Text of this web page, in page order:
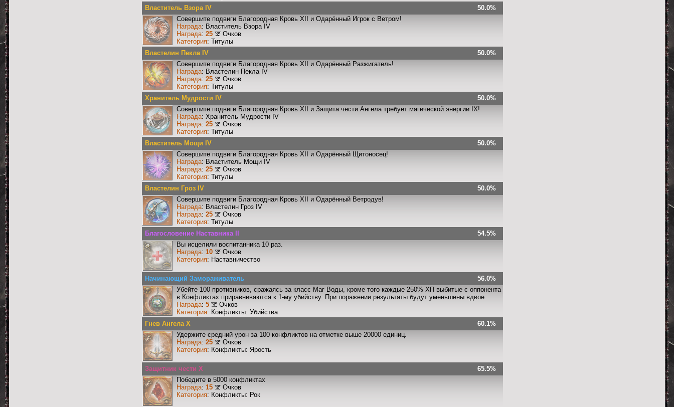
Властитель Взора IV
50.0%
Совершите подвиги Благородная Кровь XII и Одарённый Игрок с Ветром!
Награда: Властитель Взора IV
Награда: 25
Очков
Категория: Титулы
Властелин Пекла IV
50.0%
Совершите подвиги Благородная Кровь XII и Одарённый Разжигатель!
Награда: Властелин Пекла IV
Награда: 25
Очков
Категория: Титулы
Хранитель Мудрости IV
50.0%
Совершите подвиги Благородная Кровь XII и Защита чести Ангела требует магической энергии IX!
Награда: Хранитель Мудрости IV
Награда: 25
Очков
Категория: Титулы
Властитель Мощи IV
50.0%
Совершите подвиги Благородная Кровь XII и Одарённый Щитоносец!
Награда: Властитель Мощи IV
Награда: 25
Очков
Категория: Титулы
Властелин Гроз IV
50.0%
Совершите подвиги Благородная Кровь XII и Одарённый Ветродув!
Награда: Властелин Гроз IV
Награда: 25
Очков
Категория: Титулы
Благословение Наставника II
54.5%
Вы исцелили воспитанника 10 раз.
Награда: 10
Очков
Категория: Наставничество
Начинающий Замораживатель
56.0%
Убейте 100 противников, сражаясь за класс Маг Воды, кроме того каждые 250% ХП выбитые с оппонента
в Конфликтах приравниваются к 1-му убийству. При поражении результаты будут уменьшены вдвое.
Награда: 5
Очков
Категория: Конфликты: Убийства
Гнев Ангела X
60.1%
Удержите средний урон за 100 конфликтов на отметке выше 20000 единиц.
Награда: 25
Очков
Категория: Конфликты: Ярость
Защитник чести X
65.5%
Победите в 5000 конфликтах
Награда: 15
Очков
Категория: Конфликты: Рок